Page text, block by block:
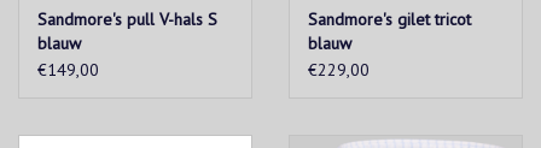
Sandmore's pull V-hals S
blauw
€149,00
Sandmore's gilet tricot
blauw
€229,00